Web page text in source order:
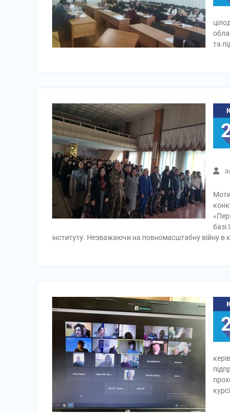
та
інституту. Незважаючи на повномасштабну війну в